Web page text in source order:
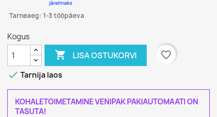
Tarneaeg: 1-3 tööpäeva
Kogus
 LISA OSTUKORVI
favorite_border
 Tarnija laos
KOHALETOIMETAMINE VENIPAK PAKIAUTOMAATI ON
TASUTA!